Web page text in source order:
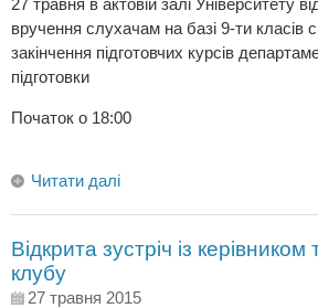
27 травня в актовій залі Університету
вручення слухачам на базі 9-ти класів
закінчення підготовчих курсів
підготовки
Початок о 18:00
Читати далі
Відкрита зустріч із
клубу
27 травня 2015